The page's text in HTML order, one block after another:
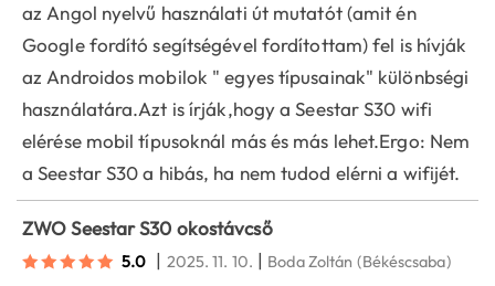
az Angol nyelvű használati út mutatót (amit én
Google fordító segítségével fordítottam) fel is hívják
az Androidos mobilok " egyes típusainak" különbségi
használatára.Azt is írják,hogy a Seestar S30 wifi
elérése mobil típusoknál más és más lehet.Ergo: Nem
a Seestar S30 a hibás, ha nem tudod elérni a wifijét.
ZWO Seestar S30 okostávcső
5.0 | 2025. 11. 10. | Boda Zoltán (Békéscsaba)